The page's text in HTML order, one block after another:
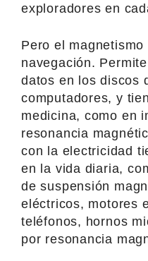
exploradores en
Pero el
navegación.
datos en los discos
computadores, y
medicina, como en
resonancia
con la electricidad
en la vida diaria,
de suspensión
eléctricos, motores
teléfonos, hornos
por resonancia